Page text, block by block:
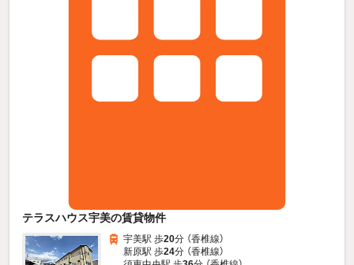
テラスハウス宇美の賃貸物件
宇美駅 歩20分 （香椎線）
新原駅 歩24分 （香椎線）